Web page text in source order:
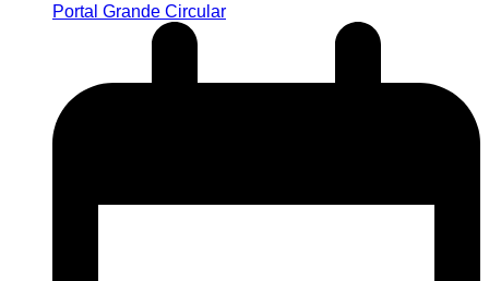
Portal Grande Circular